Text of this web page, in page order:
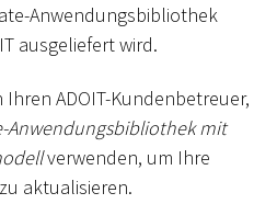
Anwendungsbibliothek
ausgeliefert wird.
Ihren ADOIT-Kundenbetreuer,
Anwendungsbibliothek mit
verwenden, um Ihre
aktualisieren.